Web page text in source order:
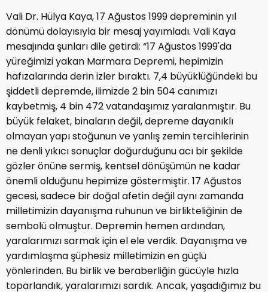
Vali Dr. Hülya Kaya, 17 Ağustos 1999 depreminin yıl
dönümü dolayısıyla bir mesaj yayımladı. Vali Kaya
mesajında şunları dile getirdi: “17 Ağustos 1999'da
yüreğimizi yakan Marmara Depremi, hepimizin
hafızalarında derin izler bıraktı. 7,4 büyüklüğündeki bu
şiddetli depremde, ilimizde 2 bin 504 canımızı
kaybetmiş, 4 bin 472 vatandaşımız yaralanmıştır. Bu
büyük felaket, binaların değil, depreme dayanıklı
olmayan yapı stoğunun ve yanlış zemin tercihlerinin
ne denli yıkıcı sonuçlar doğurduğunu acı bir şekilde
gözler önüne sermiş, kentsel dönüşümün ne kadar
önemli olduğunu hepimize göstermiştir. 17 Ağustos
gecesi, sadece bir doğal afetin değil aynı zamanda
milletimizin dayanışma ruhunun ve birlikteliğinin de
sembolü olmuştur. Depremin hemen ardından,
yaralarımızı sarmak için el ele verdik. Dayanışma ve
yardımlaşma şüphesiz milletimizin en güçlü
yönlerinden. Bu birlik ve beraberliğin gücüyle hızla
toparlandık, yaralarımızı sardık. Ancak, yaşadığımız bu